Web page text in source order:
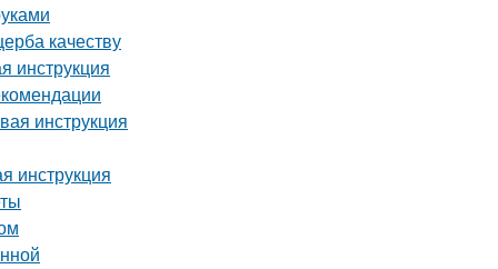
качеству
инструкция
инструкция
инструкция